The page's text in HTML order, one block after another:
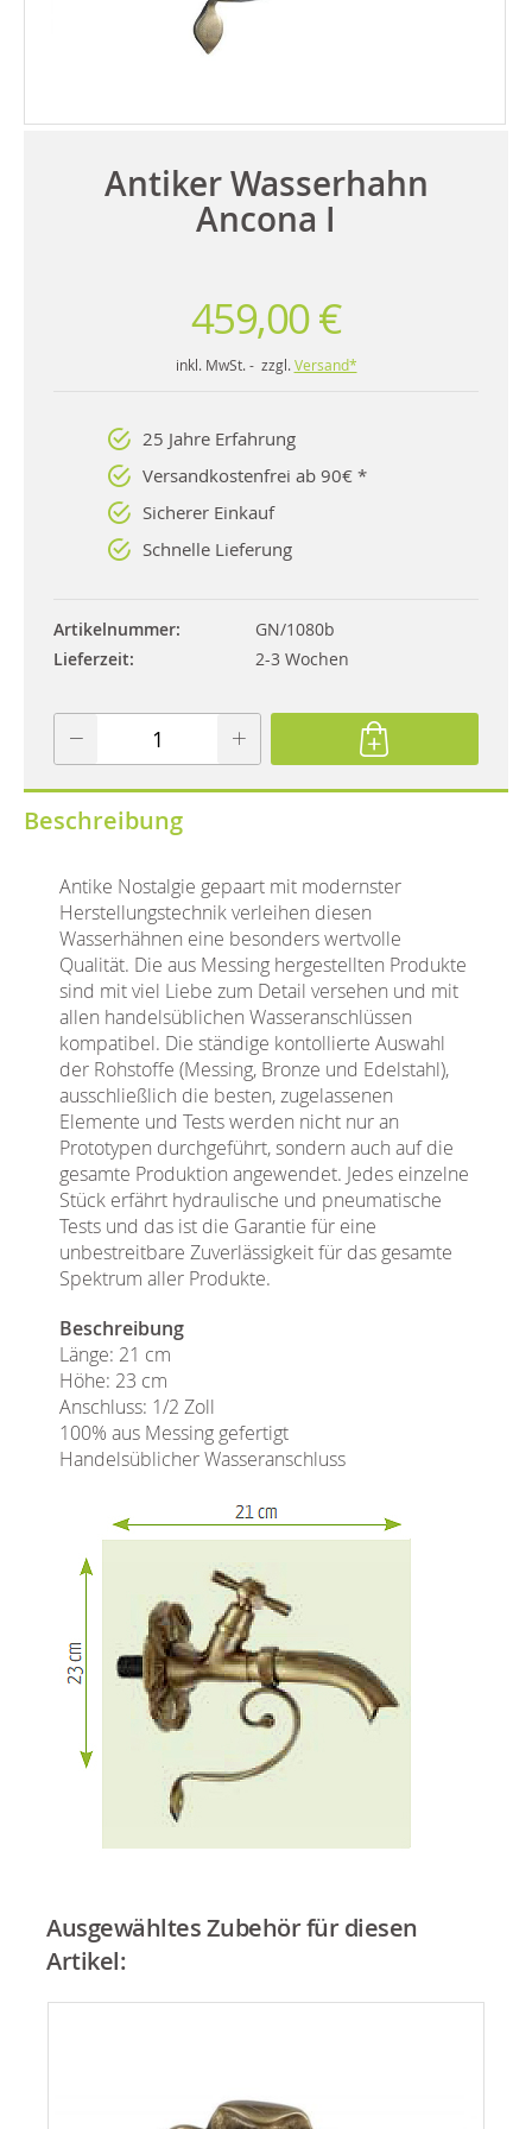
Antiker Wasserhahn
Ancona I
459,00 €
inkl. MwSt. - zzgl. Versand*
25 Jahre Erfahrung
Versandkostenfrei ab 90€ *
Sicherer Einkauf
Schnelle Lieferung
Artikelnummer
GN/1080b
Lieferzeit
2-3 Wochen
Beschreibung
Antike Nostalgie gepaart mit modernster
Herstellungstechnik verleihen diesen
Wasserhähnen eine besonders wertvolle
Qualität. Die aus Messing hergestellten Produkte
sind mit viel Liebe zum Detail versehen und mit
allen handelsüblichen Wasseranschlüssen
kompatibel. Die ständige kontollierte Auswahl
der Rohstoffe (Messing, Bronze und Edelstahl),
ausschließlich die besten, zugelassenen
Elemente und Tests werden nicht nur an
Prototypen durchgeführt, sondern auch auf die
gesamte Produktion angewendet. Jedes einzelne
Stück erfährt hydraulische und pneumatische
Tests und das ist die Garantie für eine
unbestreitbare Zuverlässigkeit für das gesamte
Spektrum aller Produkte.
Beschreibung
Länge: 21 cm
Höhe: 23 cm
Anschluss: 1/2 Zoll
100% aus Messing gefertigt
Handelsüblicher Wasseranschluss
Ausgewähltes Zubehör für diesen
Artikel: